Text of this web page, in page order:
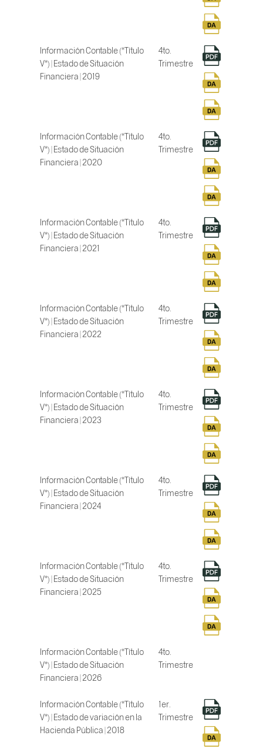
Información Contable (*Título
V*) | Estado de Situación
Financiera | 2019
4to.
Trimestre
Información Contable (*Título
V*) | Estado de Situación
Financiera | 2020
4to.
Trimestre
Información Contable (*Título
V*) | Estado de Situación
Financiera | 2021
4to.
Trimestre
Información Contable (*Título
V*) | Estado de Situación
Financiera | 2022
4to.
Trimestre
Información Contable (*Título
V*) | Estado de Situación
Financiera | 2023
4to.
Trimestre
Información Contable (*Título
V*) | Estado de Situación
Financiera | 2024
4to.
Trimestre
Información Contable (*Título
V*) | Estado de Situación
Financiera | 2025
4to.
Trimestre
Información Contable (*Título
V*) | Estado de Situación
Financiera | 2026
4to.
Trimestre
Información Contable (*Título
V*) | Estado de variación en la
Hacienda Pública | 2018
1er.
Trimestre